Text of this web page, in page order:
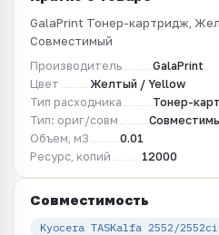
GalaPrint Тонер-картридж,
Совместимый
Производитель
GalaPrint
Цвет
Желтый / Yellow
Тип расходника
Тонер-
Тип: ориг/совм
Объем, м3
0.01
Ресурс, копий
12000
Совместимость
Kyocera TASKalfa 2552/2552ci